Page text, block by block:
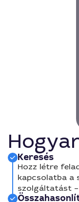
Keresés
Hozz létre
kapcsolatba a
szolgáltatást